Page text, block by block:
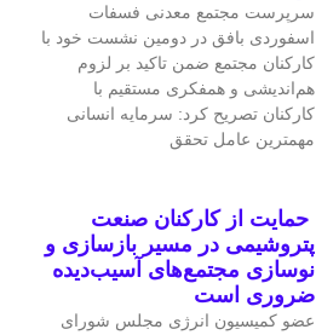
سرپرست مجتمع معدنی فسفات
اسفوردی بافق در دومین نشست خود با
کارکنان مجتمع ضمن تاکید بر لزوم
هم‌اندیشی و همفکری مستقیم با
کارکنان تصریح کرد: سرمایه انسانی
مهمترین عامل تحقق
حمایت از کارکنان صنعت
پتروشیمی در مسیر بازسازی و
نوسازی مجتمع‌های آسیب‌دیده
ضروری است
عضو کمیسیون انرژی مجلس شورای